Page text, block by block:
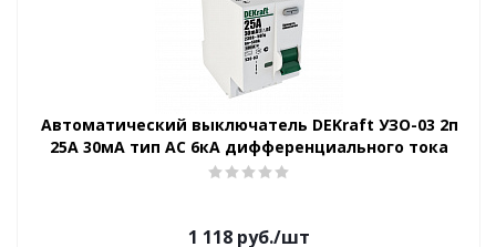
Автоматический выключатель DEKraft УЗО-03 2п
25А 30мА тип AC 6кА дифференциального тока
1 118 руб./шт